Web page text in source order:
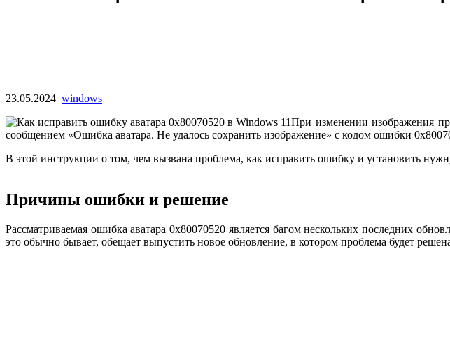
23.05.2024 windows
При изменении изображения
сообщением «Ошибка аватара. Не удалось сохранить изображение» с кодом ошибки
В этой инструкции о том, чем вызвана проблема, как исправить ошибку и установить
Причины ошибки и решение
Рассматриваемая ошибка аватара 0x80070520 является багом нескольких последних
это обычно бывает, обещает выпустить новое обновление, в котором проблема будет